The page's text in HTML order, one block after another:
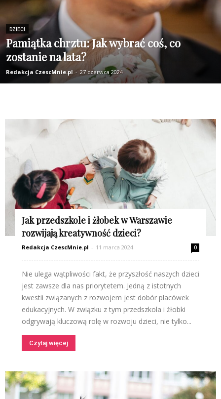
DZIECI
Pamiątka chrztu: Jak wybrać coś, co
zostanie na lata?
Redakcja CzescMnie.pl - 27 czerwca 2024
Jak przedszkole i żłobek w Warszawie
rozwijają kreatywność dzieci?
Redakcja CzescMnie.pl - 11 marca 2024 0
Nie ulega wątpliwości fakt, że przyszłość naszych dzieci
jest zawsze dla nas priorytetem. Jedną z istotnych
kwestii związanych z rozwojem jest dobór placówek
edukacyjnych. W związku z tym przedszkola i żłobki
odgrywają kluczową rolę w rozwoju dzieci, nie tylko...
Czytaj więcej